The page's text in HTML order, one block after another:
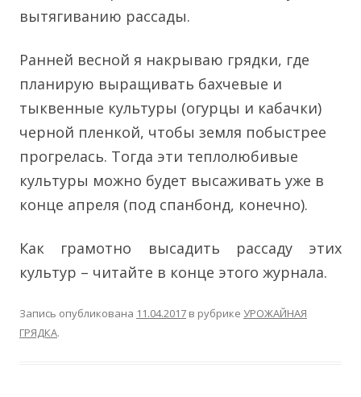
вытягиванию рассады.
Ранней весной я накрываю грядки, где
планирую выращивать бахчевые и
тыквенные культуры (огурцы и кабачки)
черной пленкой, чтобы земля побыстрее
прогрелась. Тогда эти теплолюбивые
культуры можно будет высаживать уже в
конце апреля (под спанбонд, конечно).
Как грамотно высадить рассаду этих
культур – читайте в конце этого журнала.
Запись опубликована 11.04.2017 в рубрике УРОЖАЙНАЯ
ГРЯДКА.